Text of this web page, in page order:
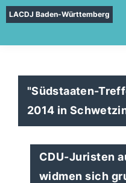
LACDJ Baden-Württemberg
"Südstaaten-
2014 in
CDU-Juristen
widmen sich